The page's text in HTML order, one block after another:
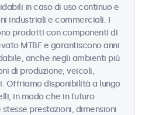
in caso di uso continuo e
industriali e commerciali. I
prodotti con componenti di
MTBF e garantiscono anni
anche negli ambienti più
di produzione, veicoli,
Offriamo disponibilità a lungo
in modo che in futuro
prestazioni, dimensioni